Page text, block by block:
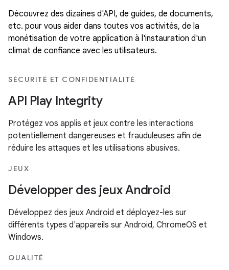
Découvrez des dizaines d'API, de guides, de documents,
etc. pour vous aider dans toutes vos activités, de la
monétisation de votre application à l'instauration d'un
climat de confiance avec les utilisateurs.
SÉCURITÉ ET CONFIDENTIALITÉ
API Play Integrity
Protégez vos applis et jeux contre les interactions
potentiellement dangereuses et frauduleuses afin de
réduire les attaques et les utilisations abusives.
JEUX
Développer des jeux Android
Développez des jeux Android et déployez-les sur
différents types d'appareils sur Android, ChromeOS et
Windows.
QUALITÉ